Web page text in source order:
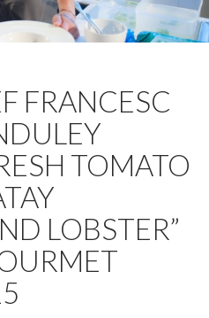
FRANCESC
TOMATO
LOBSTER”